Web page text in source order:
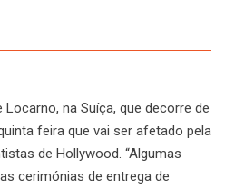
Locarno, na Suíça, que decorre de
feira que vai ser afetado pela
de Hollywood. “Algumas
cerimónias de entrega de